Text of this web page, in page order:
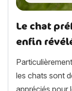
Le chat
enfin
les chats sont
appréciés pour